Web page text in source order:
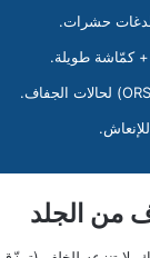
حشرات.
كمّاشة طويلة.
من الجلد